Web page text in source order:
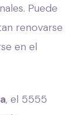
Puede
renovarse
en el
, el 5555